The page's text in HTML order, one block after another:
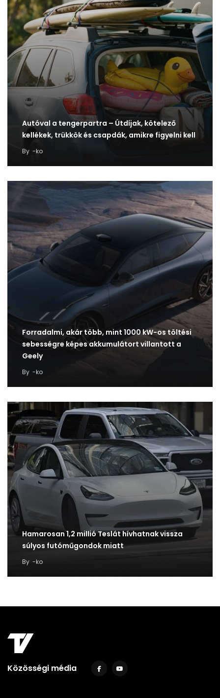
Autóval a tengerpartra – Útdíjak, kötelező
kellékek, trükkök és csapdák, amikre figyelni kell
By -ko
Forradalmi, akár több, mint 1000 kW-os töltési
sebességre képes akkumulátort villantott a
Geely
By -ko
Hamarosan 1,2 millió Teslát hívhatnak vissza
súlyos futóműgondok miatt
By -ko
Közösségi média